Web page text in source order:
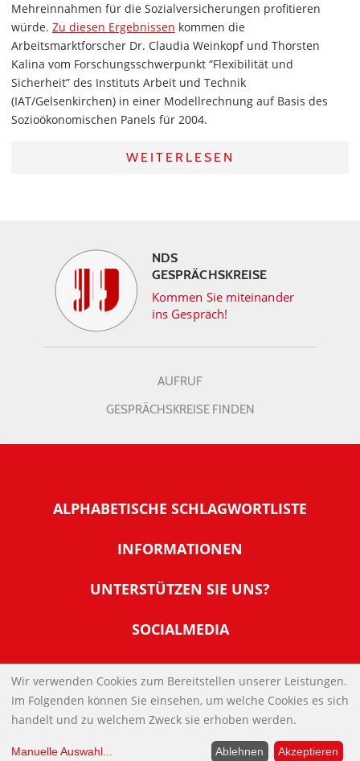
Mehreinnahmen für die Sozialversicherungen profitieren
würde. Zu diesen Ergebnissen kommen die
Arbeitsmarktforscher Dr. Claudia Weinkopf und Thorsten
Kalina vom Forschungsschwerpunkt “Flexibilität und
Sicherheit” des Instituts Arbeit und Technik
(IAT/Gelsenkirchen) in einer Modellrechnung auf Basis des
Sozioökonomischen Panels für 2004.
WEITERLESEN
NDS
GESPRÄCHSKREISE
Kommen Sie miteinander
ins Gespräch!
AUFRUF
GESPRÄCHSKREISE FINDEN
ALPHABETISCHE SCHLAGWORTLISTE
INFORMATIONEN
Warum NachDenkSeiten
Tipps zur Nutzung der NachDenkSeiten
Banner und E-Mail-Signaturen
Links
Kontakt
Impressum
UNTERSTÜTZEN SIE UNS?
Werden Sie Fördermitglied
Spenden Sie Online
SOCIALMEDIA
IMPRESSUM
DATENSCHUTZERKLÄRUNG
Wir verwenden Cookies zum Bereitstellen unserer Leistungen.
Im Folgenden können Sie einsehen, um welche Cookies es sich
handelt und zu welchem Zweck sie erhoben werden.
Manuelle Auswahl... Ablehnen Akzeptieren